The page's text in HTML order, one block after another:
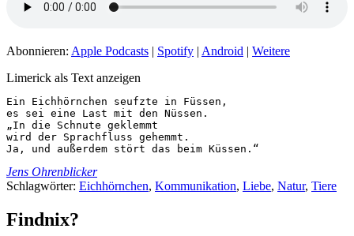
Abonnieren: Apple Podcasts | Spotify | Android | Weitere
Limerick als Text anzeigen
Ein Eichhörnchen seufzte in Füssen,
es sei eine Last mit den Nüssen.
„In die Schnute geklemmt
wird der Sprachfluss gehemmt.
Ja, und außerdem stört das beim Küssen.“
Jens Ohrenblicker
Schlagwörter: Eichhörnchen, Kommunikation, Liebe, Natur, Tiere
Findnix?